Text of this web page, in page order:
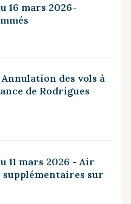
16 mars 2026-
des vols à
de Rodrigues
11 mars 2026 - Air
sur